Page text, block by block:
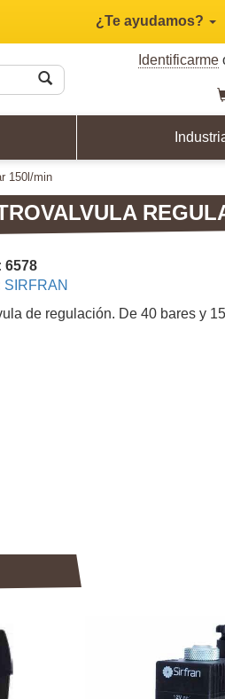
¿Te ayudamos?
Identificarme
150l/min
6578
SIRFRAN
de regulación. De 40 bares y